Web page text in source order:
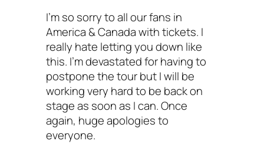
I’m so sorry to all our fans in
America & Canada with tickets. I
really hate letting you down like
this. I’m devastated for having to
postpone the tour but I will be
working very hard to be back on
stage as soon as I can. Once
again, huge apologies to
everyone.